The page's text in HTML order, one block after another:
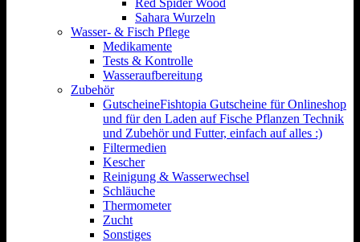
Red Spider Wood
Sahara Wurzeln
Wasser- & Fisch Pflege
Medikamente
Tests & Kontrolle
Wasseraufbereitung
Zubehör
GutscheineFishtopia Gutscheine für Onlineshop
und für den Laden auf Fische Pflanzen Technik
und Zubehör und Futter, einfach auf alles :)
Filtermedien
Kescher
Reinigung & Wasserwechsel
Schläuche
Thermometer
Zucht
Sonstiges